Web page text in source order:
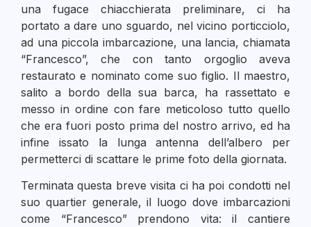
una fugace chiacchierata preliminare, ci ha
portato a dare uno sguardo, nel vicino porticciolo,
ad una piccola imbarcazione, una lancia, chiamata
“Francesco”, che con tanto orgoglio aveva
restaurato e nominato come suo figlio. Il maestro,
salito a bordo della sua barca, ha rassettato e
messo in ordine con fare meticoloso tutto quello
che era fuori posto prima del nostro arrivo, ed ha
infine issato la lunga antenna dell’albero per
permetterci di scattare le prime foto della giornata.
Terminata questa breve visita ci ha poi condotti nel
suo quartier generale, il luogo dove imbarcazioni
come “Francesco” prendono vita: il cantiere